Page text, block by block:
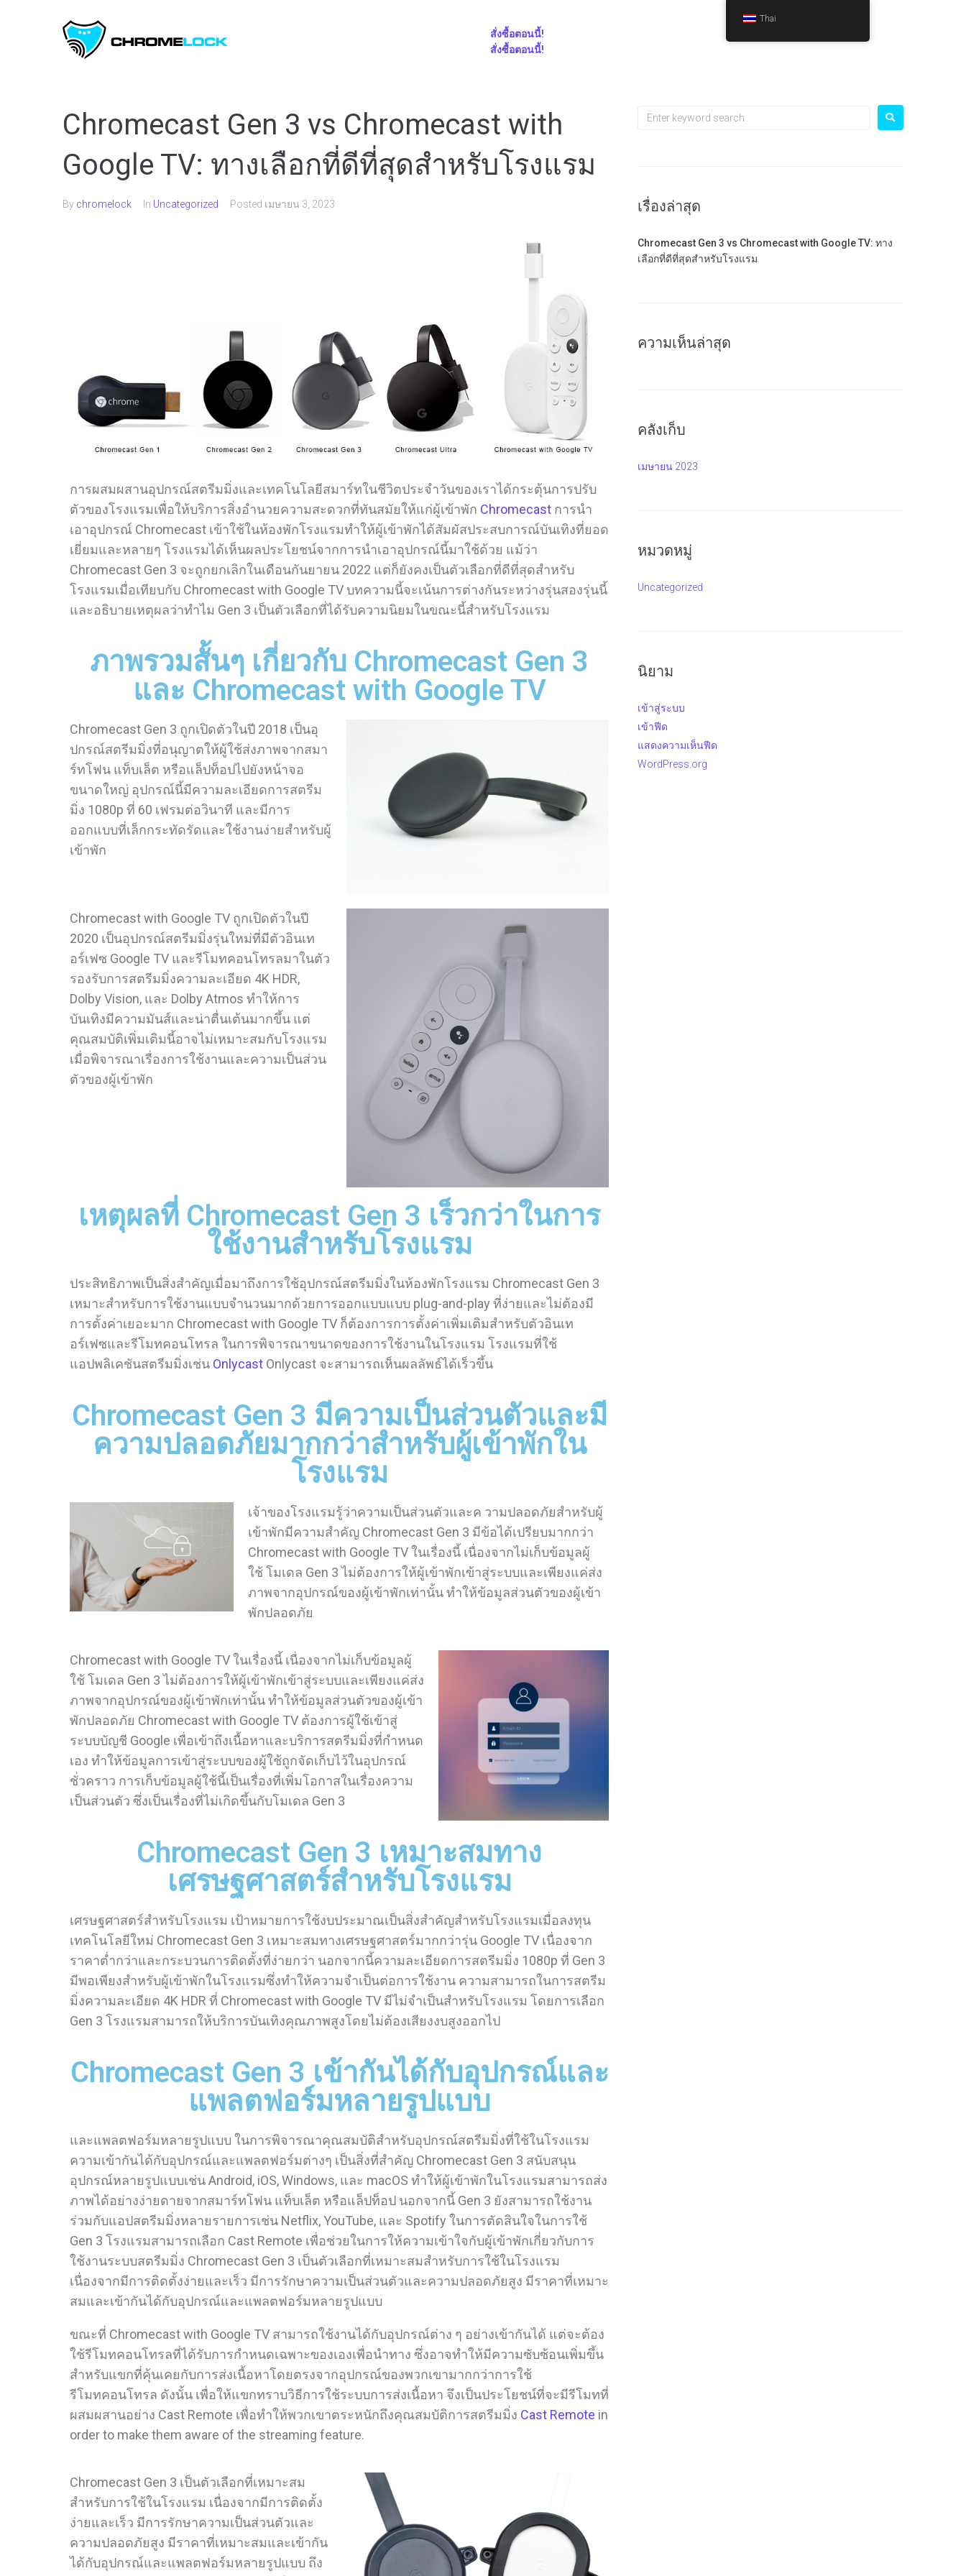
สั่งซื้อตอนนี้!
สั่งซื้อตอนนี้!
Chromecast Gen 3 vs Chromecast with
Google TV: ทางเลือกที่ดีที่สุดสำหรับโรงแรม
By chromelock In Uncategorized Posted เมษายน 3, 2023
การผสมผสานอุปกรณ์สตรีมมิ่งและเทคโนโลยีสมาร์ทในชีวิตประจำวันของเราได้กระตุ้นการปรับ
ตัวของโรงแรมเพื่อให้บริการสิ่งอำนวยความสะดวกที่ทันสมัยให้แก่ผู้เข้าพัก Chromecast การนำ
เอาอุปกรณ์ Chromecast เข้าใช้ในห้องพักโรงแรมทำให้ผู้เข้าพักได้สัมผัสประสบการณ์บันเทิงที่ยอด
เยี่ยมและหลายๆ โรงแรมได้เห็นผลประโยชน์จากการนำเอาอุปกรณ์นี้มาใช้ด้วย แม้ว่า
Chromecast Gen 3 จะถูกยกเลิกในเดือนกันยายน 2022 แต่ก็ยังคงเป็นตัวเลือกที่ดีที่สุดสำหรับ
โรงแรมเมื่อเทียบกับ Chromecast with Google TV บทความนี้จะเน้นการต่างกันระหว่างรุ่นสองรุ่นนี้
และอธิบายเหตุผลว่าทำไม Gen 3 เป็นตัวเลือกที่ได้รับความนิยมในขณะนี้สำหรับโรงแรม
ภาพรวมสั้นๆ เกี่ยวกับ Chromecast Gen 3
และ Chromecast with Google TV
Chromecast Gen 3 ถูกเปิดตัวในปี 2018 เป็นอุ
ปกรณ์สตรีมมิ่งที่อนุญาตให้ผู้ใช้ส่งภาพจากสมา
ร์ทโฟน แท็บเล็ต หรือแล็ปท็อปไปยังหน้าจอ
ขนาดใหญ่ อุปกรณ์นี้มีความละเอียดการสตรีม
มิ่ง 1080p ที่ 60 เฟรมต่อวินาที และมีการ
ออกแบบที่เล็กกระทัดรัดและใช้งานง่ายสำหรับผู้
เข้าพัก
Chromecast with Google TV ถูกเปิดตัวในปี
2020 เป็นอุปกรณ์สตรีมมิ่งรุ่นใหม่ที่มีตัวอินเท
อร์เฟซ Google TV และรีโมทคอนโทรลมาในตัว
รองรับการสตรีมมิ่งความละเอียด 4K HDR,
Dolby Vision, และ Dolby Atmos ทำให้การ
บันเทิงมีความมันส์และน่าตื่นเต้นมากขึ้น แต่
คุณสมบัติเพิ่มเติมนี้อาจไม่เหมาะสมกับโรงแรม
เมื่อพิจารณาเรื่องการใช้งานและความเป็นส่วน
ตัวของผู้เข้าพัก
เหตุผลที่ Chromecast Gen 3 เร็วกว่าในการ
ใช้งานสำหรับโรงแรม
ประสิทธิภาพเป็นสิ่งสำคัญเมื่อมาถึงการใช้อุปกรณ์สตรีมมิ่งในห้องพักโรงแรม Chromecast Gen 3
เหมาะสำหรับการใช้งานแบบจำนวนมากด้วยการออกแบบแบบ plug-and-play ที่ง่ายและไม่ต้องมี
การตั้งค่าเยอะมาก Chromecast with Google TV ก็ต้องการการตั้งค่าเพิ่มเติมสำหรับตัวอินเท
อร์เฟซและรีโมทคอนโทรล ในการพิจารณาขนาดของการใช้งานในโรงแรม โรงแรมที่ใช้
แอปพลิเคชันสตรีมมิ่งเช่น Onlycast Onlycast จะสามารถเห็นผลลัพธ์ได้เร็วขึ้น
Chromecast Gen 3 มีความเป็นส่วนตัวและมี
ความปลอดภัยมากกว่าสำหรับผู้เข้าพักใน
โรงแรม
เจ้าของโรงแรมรู้ว่าความเป็นส่วนตัวและค วามปลอดภัยสำหรับผู้
เข้าพักมีความสำคัญ Chromecast Gen 3 มีข้อได้เปรียบมากกว่า
Chromecast with Google TV ในเรื่องนี้ เนื่องจากไม่เก็บข้อมูลผู้
ใช้ โมเดล Gen 3 ไม่ต้องการให้ผู้เข้าพักเข้าสู่ระบบและเพียงแค่ส่ง
ภาพจากอุปกรณ์ของผู้เข้าพักเท่านั้น ทำให้ข้อมูลส่วนตัวของผู้เข้า
พักปลอดภัย
Chromecast with Google TV ในเรื่องนี้ เนื่องจากไม่เก็บข้อมูลผู้
ใช้ โมเดล Gen 3 ไม่ต้องการให้ผู้เข้าพักเข้าสู่ระบบและเพียงแค่ส่ง
ภาพจากอุปกรณ์ของผู้เข้าพักเท่านั้น ทำให้ข้อมูลส่วนตัวของผู้เข้า
พักปลอดภัย Chromecast with Google TV ต้องการผู้ใช้เข้าสู่
ระบบบัญชี Google เพื่อเข้าถึงเนื้อหาและบริการสตรีมมิ่งที่กำหนด
เอง ทำให้ข้อมูลการเข้าสู่ระบบของผู้ใช้ถูกจัดเก็บไว้ในอุปกรณ์
ชั่วคราว การเก็บข้อมูลผู้ใช้นี้เป็นเรื่องที่เพิ่มโอกาสในเรื่องความ
เป็นส่วนตัว ซึ่งเป็นเรื่องที่ไม่เกิดขึ้นกับโมเดล Gen 3
Chromecast Gen 3 เหมาะสมทาง
เศรษฐศาสตร์สำหรับโรงแรม
เศรษฐศาสตร์สำหรับโรงแรม เป้าหมายการใช้งบประมาณเป็นสิ่งสำคัญสำหรับโรงแรมเมื่อลงทุน
เทคโนโลยีใหม่ Chromecast Gen 3 เหมาะสมทางเศรษฐศาสตร์มากกว่ารุ่น Google TV เนื่องจาก
ราคาต่ำกว่าและกระบวนการติดตั้งที่ง่ายกว่า นอกจากนี้ความละเอียดการสตรีมมิ่ง 1080p ที่ Gen 3
มีพอเพียงสำหรับผู้เข้าพักในโรงแรมซึ่งทำให้ความจำเป็นต่อการใช้งาน ความสามารถในการสตรีม
มิ่งความละเอียด 4K HDR ที่ Chromecast with Google TV มีไม่จำเป็นสำหรับโรงแรม โดยการเลือก
Gen 3 โรงแรมสามารถให้บริการบันเทิงคุณภาพสูงโดยไม่ต้องเสียงงบสูงออกไป
Chromecast Gen 3 เข้ากันได้กับอุปกรณ์และ
แพลตฟอร์มหลายรูปแบบ
และแพลตฟอร์มหลายรูปแบบ ในการพิจารณาคุณสมบัติสำหรับอุปกรณ์สตรีมมิ่งที่ใช้ในโรงแรม
ความเข้ากันได้กับอุปกรณ์และแพลตฟอร์มต่างๆ เป็นสิ่งที่สำคัญ Chromecast Gen 3 สนับสนุน
อุปกรณ์หลายรูปแบบเช่น Android, iOS, Windows, และ macOS ทำให้ผู้เข้าพักในโรงแรมสามารถส่ง
ภาพได้อย่างง่ายดายจากสมาร์ทโฟน แท็บเล็ต หรือแล็ปท็อป นอกจากนี้ Gen 3 ยังสามารถใช้งาน
ร่วมกับแอปสตรีมมิ่งหลายรายการเช่น Netflix, YouTube, และ Spotify ในการตัดสินใจในการใช้
Gen 3 โรงแรมสามารถเลือก Cast Remote เพื่อช่วยในการให้ความเข้าใจกับผู้เข้าพักเกี่ยวกับการ
ใช้งานระบบสตรีมมิ่ง Chromecast Gen 3 เป็นตัวเลือกที่เหมาะสมสำหรับการใช้ในโรงแรม
เนื่องจากมีการติดตั้งง่ายและเร็ว มีการรักษาความเป็นส่วนตัวและความปลอดภัยสูง มีราคาที่เหมาะ
สมและเข้ากันได้กับอุปกรณ์และแพลตฟอร์มหลายรูปแบบ
ขณะที่ Chromecast with Google TV สามารถใช้งานได้กับอุปกรณ์ต่าง ๆ อย่างเข้ากันได้ แต่จะต้อง
ใช้รีโมทคอนโทรลที่ได้รับการกำหนดเฉพาะของเองเพื่อนำทาง ซึ่งอาจทำให้มีความซับซ้อนเพิ่มขึ้น
สำหรับแขกที่คุ้นเคยกับการส่งเนื้อหาโดยตรงจากอุปกรณ์ของพวกเขามากกว่าการใช้
รีโมทคอนโทรล ดังนั้น เพื่อให้แขกทราบวิธีการใช้ระบบการส่งเนื้อหา จึงเป็นประโยชน์ที่จะมีรีโมทที่
ผสมผสานอย่าง Cast Remote เพื่อทำให้พวกเขาตระหนักถึงคุณสมบัติการสตรีมมิ่ง Cast Remote in
order to make them aware of the streaming feature.
Chromecast Gen 3 เป็นตัวเลือกที่เหมาะสม
สำหรับการใช้ในโรงแรม เนื่องจากมีการติดตั้ง
ง่ายและเร็ว มีการรักษาความเป็นส่วนตัวและ
ความปลอดภัยสูง มีราคาที่เหมาะสมและเข้ากัน
ได้กับอุปกรณ์และแพลตฟอร์มหลายรูปแบบ ถึง
เรื่องล่าสุด
Chromecast Gen 3 vs Chromecast with Google TV: ทาง
เลือกที่ดีที่สุดสำหรับโรงแรม
ความเห็นล่าสุด
คลังเก็บ
เมษายน 2023
หมวดหมู่
Uncategorized
นิยาม
เข้าสู่ระบบ
เข้าฟีด
แสดงความเห็นฟีด
WordPress.org
Thai